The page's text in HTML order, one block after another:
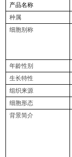
产品名称
种属
细胞别称
年龄性别
生长特性
组织来源
细胞形态
背景简介